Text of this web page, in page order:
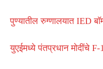
पुण्यातील रुग्णालयात IED
युएईमध्ये पंतप्रधान मोदींचे